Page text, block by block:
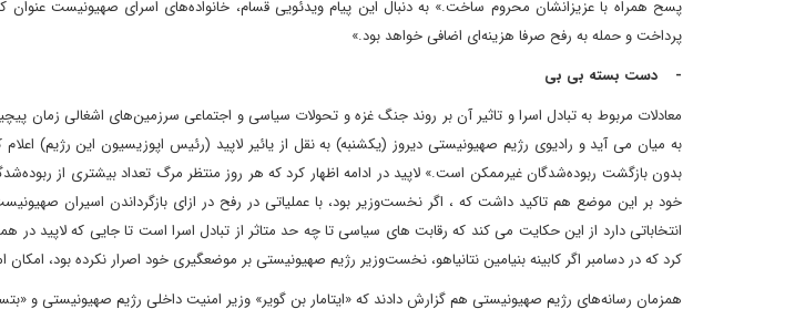
پسح همراه با عزیزانشان محروم ساخت.» به دنبال این پیام ویدئویی قسام، خانواده‌های اسرای صهیونیست عنوان
پرداخت و حمله به رفح صرفا هزینه‌ای اضافی خواهد بود.»
- دست بسته بی بی
معادلات مربوط به تبادل اسرا و تاثیر آن بر روند جنگ غزه و تحولات سیاسی و اجتماعی سرزمین‌های اشغالی زمان
به میان می آید و رادیوی رژیم صهیونیستی دیروز (یکشنبه) به نقل از یائیر لاپید (رئیس اپوزیسیون این رژیم) اعلام
بدون بازگشت ربوده‌شدگان غیرممکن است.» لاپید در ادامه اظهار کرد که هر روز منتظر مرگ تعداد بیشتری از
خود بر این موضع هم تاکید داشت که ، اگر نخست‌وزیر بود، با عملیاتی در رفح در ازای بازگرداندن اسیران
انتخاباتی دارد از این حکایت می کند که رقابت های سیاسی تا چه حد متاثر از تبادل اسرا است تا جایی که لاپید
کرد که در دسامبر اگر کابینه بنیامین نتانیاهو، نخست‌وزیر رژیم صهیونیستی بر موضعگیری خود اصرار نکرده بود،
همزمان رسانه‌های رژیم صهیونیستی هم گزارش دادند که «ایتامار بن گویر» وزیر امنیت داخلی رژیم صهیونیستی و